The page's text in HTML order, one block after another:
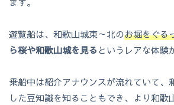
遊覧船は、和歌山城東～北のお堀をぐる
ら桜や和歌山城を見るというレアな体験
乗船中は紹介アナウンスが流れていて、
した豆知識を知ることもでき、より和歌